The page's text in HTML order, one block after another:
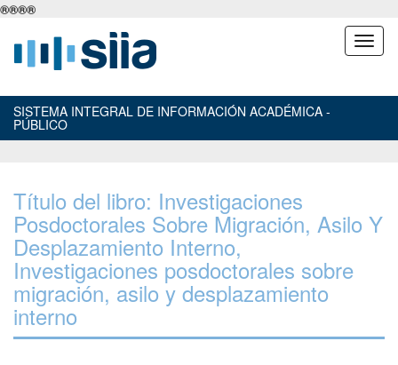
®®®®
SISTEMA INTEGRAL DE INFORMACIÓN ACADÉMICA -
PÚBLICO
Título del libro: Investigaciones
Posdoctorales Sobre Migración, Asilo Y
Desplazamiento Interno,
Investigaciones posdoctorales sobre
migración, asilo y desplazamiento
interno